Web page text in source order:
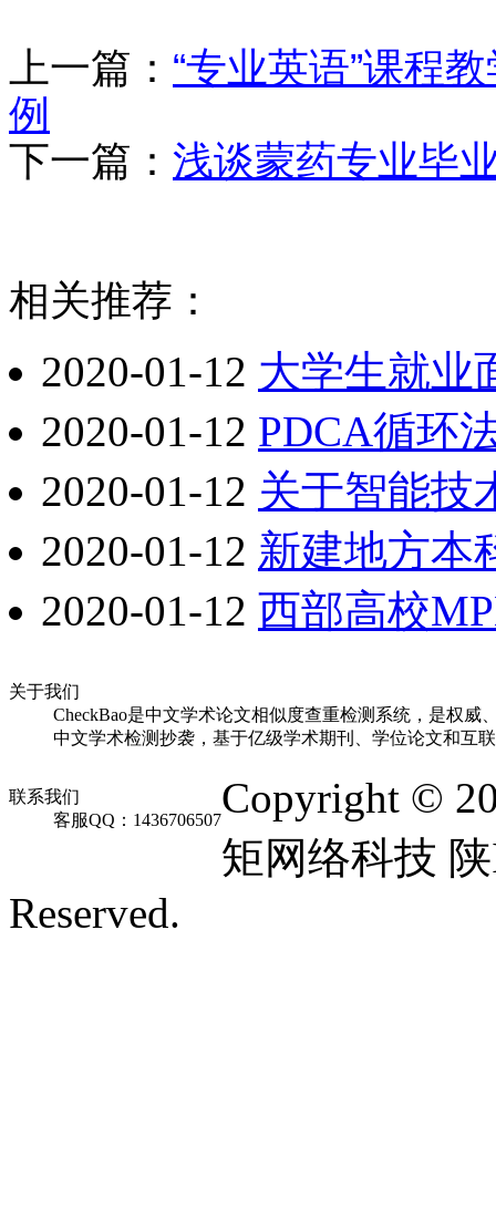
上一篇： “专业英语”课程
例
下一篇： 浅谈蒙药专业毕
相关推荐：
2020-01-12 大学生就业
2020-01-12 PDCA循环
2020-01-12 关于智能技
2020-01-12 新建地方本
2020-01-12 西部高校
关于我们
CheckBao是中文学术论文相似度查重检测系统，是权
中文学术检测抄袭，基于亿级学术期刊、学位论文和互
联系我们
客服QQ：1436706507Copyright ©
矩网络科技
Reserved.